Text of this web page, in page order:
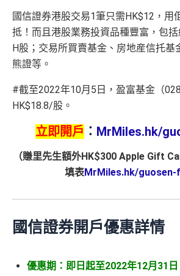
國信證券港股交易1筆只需HK$12，用
抵！而且港股業務投資品種豐富，包括
H股；交易所買賣基金、房地産信托基
熊證等。
#截至2022年10月5日，盈富基金（
HK$18.8/股。
立即開戶 ： MrMiles.hk/
（賺里先生額外HK$300 Apple Gift
填表MrMiles.hk/guosen-
國信證券開戶優惠詳情
優惠期：即日起至2022年12月31日